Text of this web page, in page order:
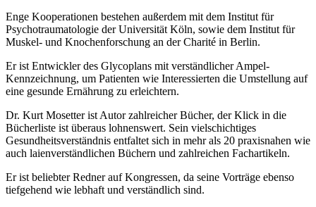
Enge Kooperationen bestehen außerdem mit dem Institut für
Psychotraumatologie der Universität Köln, sowie dem Institut für
Muskel- und Knochenforschung an der Charité in Berlin.
Er ist Entwickler des Glycoplans mit verständlicher Ampel-
Kennzeichnung, um Patienten wie Interessierten die Umstellung auf
eine gesunde Ernährung zu erleichtern.
Dr. Kurt Mosetter ist Autor zahlreicher Bücher, der Klick in die
Bücherliste ist überaus lohnenswert. Sein vielschichtiges
Gesundheitsverständnis entfaltet sich in mehr als 20 praxisnahen wie
auch laienverständlichen Büchern und zahlreichen Fachartikeln.
Er ist beliebter Redner auf Kongressen, da seine Vorträge ebenso
tiefgehend wie lebhaft und verständlich sind.